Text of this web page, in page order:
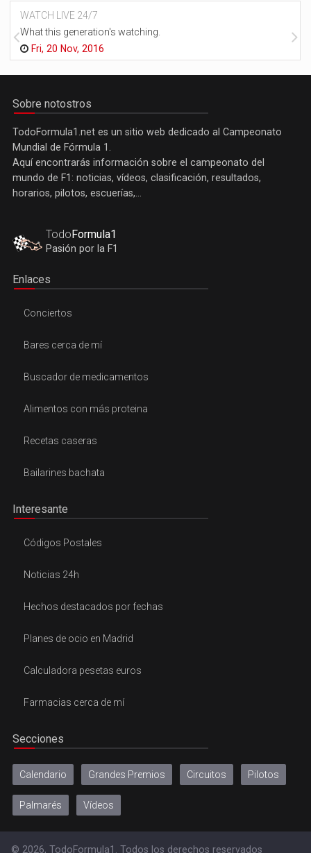
WATCH LIVE 24/7
What this generation's watching.
Fri, 20 Nov, 2016
Sobre notostros
TodoFormula1.net es un sitio web dedicado al Campeonato
Mundial de Fórmula 1.
Aquí encontrarás información sobre el campeonato del
mundo de F1: noticias, vídeos, clasificación, resultados,
horarios, pilotos, escuerías,...
Todo Formula1
Pasión por la F1
Enlaces
Conciertos
Bares cerca de mí
Buscador de medicamentos
Alimentos con más proteina
Recetas caseras
Bailarines bachata
Interesante
Códigos Postales
Noticias 24h
Hechos destacados por fechas
Planes de ocio en Madrid
Calculadora pesetas euros
Farmacias cerca de mí
Secciones
Calendario Grandes Premios Circuitos Pilotos
Palmarés Vídeos
© 2026, TodoFormula1. Todos los derechos reservados